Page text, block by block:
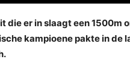
er in slaagt een 1500m
kampioene pakte in de